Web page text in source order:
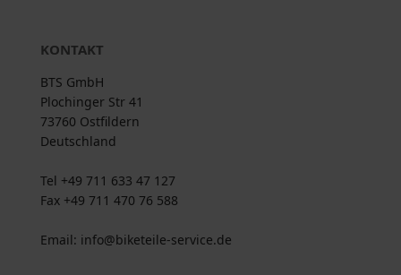
KONTAKT
BTS GmbH
Plochinger Str 41
73760 Ostfildern
Deutschland
Tel +49 711 633 47 127
Fax +49 711 470 76 588
Email: info@biketeile-service.de